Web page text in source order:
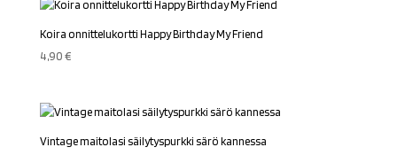
Koira onnittelukortti Happy Birthday My Friend
4,90€
Vintage maitolasi säilytyspurkki särö kannessa